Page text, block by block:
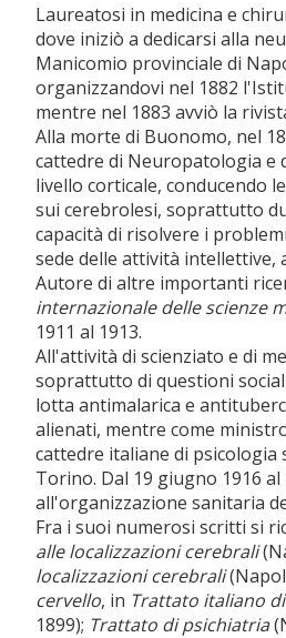
Laureatosi in medicina e
dove iniziò a dedicarsi alla
Manicomio provinciale di
organizzandovi nel 1882
mentre nel 1883 avviò la
Alla morte di Buonomo, nel
cattedre di Neuropatologia e
livello corticale, conducendo
sui cerebrolesi, soprattutto
capacità di risolvere i
sede delle attività intellettive,
Autore di altre importanti
internazionale delle scienze
1911 al 1913.
All'attività di scienziato e di
soprattutto di questioni
lotta antimalarica e
alienati, mentre come
cattedre italiane di psicologia
Torino. Dal 19 giugno 1916
all'organizzazione sanitaria
Fra i suoi numerosi scritti si
alle localizzazioni cerebrali
localizzazioni cerebrali
cervello, in Trattato italiano
1899); Trattato di psichiatria